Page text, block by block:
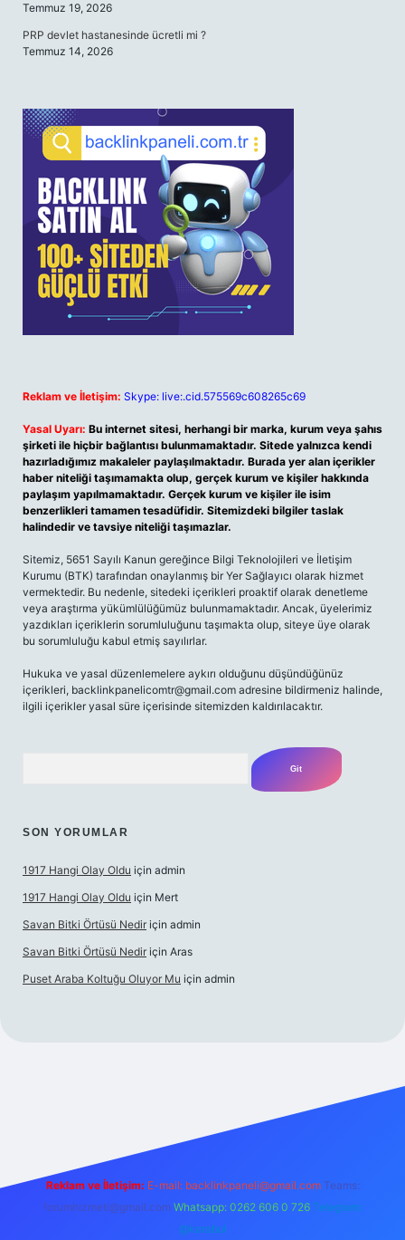
Temmuz 19, 2026
PRP devlet hastanesinde ücretli mi ?
Temmuz 14, 2026
Reklam ve İletişim: Skype: live:.cid.575569c608265c69
Yasal Uyarı: Bu internet sitesi, herhangi bir marka, kurum veya şahıs
şirketi ile hiçbir bağlantısı bulunmamaktadır. Sitede yalnızca kendi
hazırladığımız makaleler paylaşılmaktadır. Burada yer alan içerikler
haber niteliği taşımamakta olup, gerçek kurum ve kişiler hakkında
paylaşım yapılmamaktadır. Gerçek kurum ve kişiler ile isim
benzerlikleri tamamen tesadüfidir. Sitemizdeki bilgiler taslak
halindedir ve tavsiye niteliği taşımazlar.
Sitemiz, 5651 Sayılı Kanun gereğince Bilgi Teknolojileri ve İletişim
Kurumu (BTK) tarafından onaylanmış bir Yer Sağlayıcı olarak hizmet
vermektedir. Bu nedenle, sitedeki içerikleri proaktif olarak denetleme
veya araştırma yükümlülüğümüz bulunmamaktadır. Ancak, üyelerimiz
yazdıkları içeriklerin sorumluluğunu taşımakta olup, siteye üye olarak
bu sorumluluğu kabul etmiş sayılırlar.
Hukuka ve yasal düzenlemelere aykırı olduğunu düşündüğünüz
içerikleri, backlinkpanelicomtr@gmail.com adresine bildirmeniz halinde,
ilgili içerikler yasal süre içerisinde sitemizden kaldırılacaktır.
SON YORUMLAR
1917 Hangi Olay Oldu için admin
1917 Hangi Olay Oldu için Mert
Savan Bitki Örtüsü Nedir için admin
Savan Bitki Örtüsü Nedir için Aras
Puset Araba Koltuğu Oluyor Mu için admin
Reklam ve İletişim: E-mail: backlinkpaneli@gmail.com Teams:
forumhizmeti@gmail.com Whatsapp: 0262 606 0 726 Telegram:
@karabul